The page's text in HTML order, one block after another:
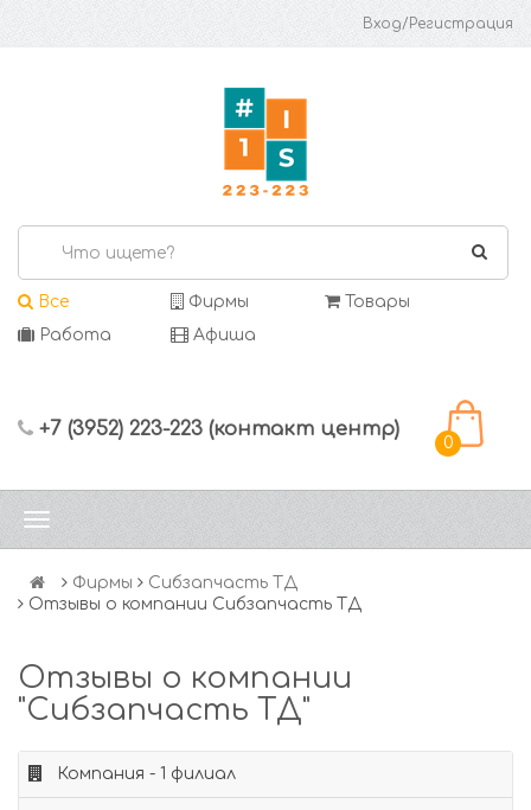
Вход/Регистрация
Все Фирмы
Товары
Работа
Афиша
+7 (3952) 223-223 (контакт центр)
0
Фирмы
Сибзапчасть ТД
Отзывы о компании Сибзапчасть ТД
Отзывы о компании
"Сибзапчасть ТД"
Компания - 1 филиал